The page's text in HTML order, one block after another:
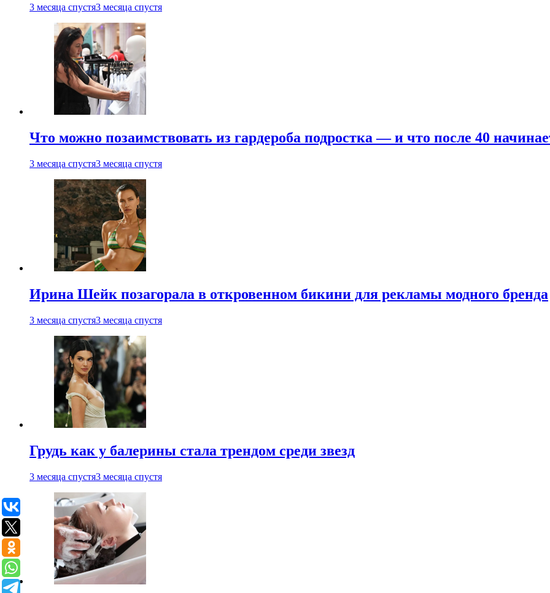
3 месяца спустя3 месяца спустя
Что можно позаимствовать из гардероба подростка — и что после 40
3 месяца спустя3 месяца спустя
Ирина Шейк позагорала в откровенном бикини для рекламы модного бренда
3 месяца спустя3 месяца спустя
Грудь как у балерины стала трендом среди звезд
3 месяца спустя3 месяца спустя